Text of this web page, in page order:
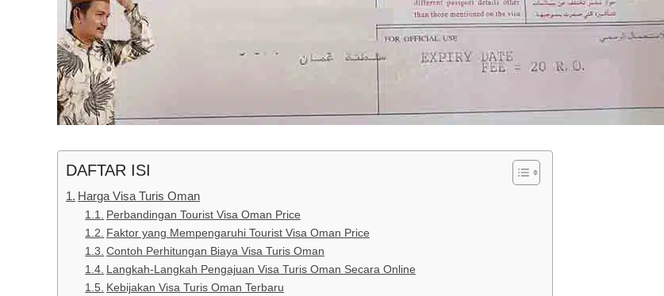
DAFTAR ISI
Harga Visa Turis Oman
Perbandingan Tourist Visa Oman Price
Faktor yang Mempengaruhi Tourist Visa Oman Price
Contoh Perhitungan Biaya Visa Turis Oman
Langkah-Langkah Pengajuan Visa Turis Oman Secara Online
Kebijakan Visa Turis Oman Terbaru